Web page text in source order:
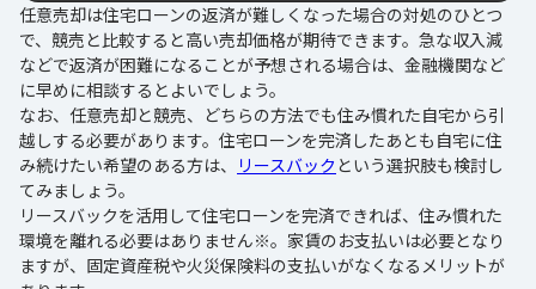
任意売却は住宅ローンの返済が難しくなった場合の対処のひとつ
で、競売と比較すると高い売却価格が期待できます。急な収入減
などで返済が困難になることが予想される場合は、金融機関など
に早めに相談するとよいでしょう。
なお、任意売却と競売、どちらの方法でも住み慣れた自宅から引
越しする必要があります。住宅ローンを完済したあとも自宅に住
み続けたい希望のある方は、
リースバック という選択肢も検討し
てみましょう。
リースバックを活用して住宅ローンを完済できれば、住み慣れた
環境を離れる必要はありません※。家賃のお支払いは必要となり
ますが、固定資産税や火災保険料の支払いがなくなるメリットが